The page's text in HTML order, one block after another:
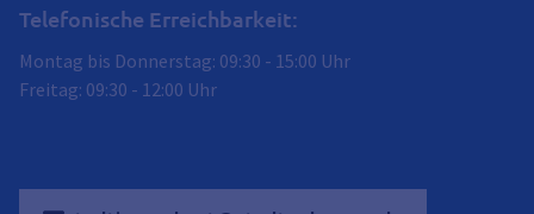
Telefonische Erreichbarkeit:
Montag bis Donnerstag: 09:30 - 15:00 Uhr
Freitag: 09:30 - 12:00 Uhr